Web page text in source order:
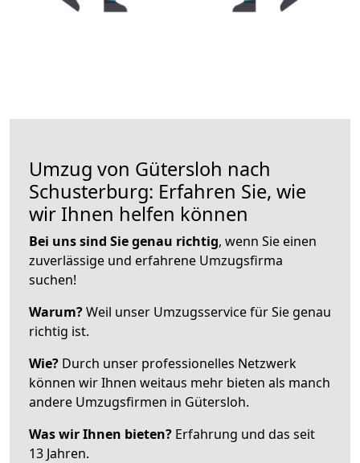
Umzug von Gütersloh nach
Schusterburg: Erfahren Sie, wie
wir Ihnen helfen können
Bei uns sind Sie genau richtig, wenn Sie einen
zuverlässige und erfahrene Umzugsfirma
suchen!
Warum?Weil unser Umzugsservice für Sie genau
richtig ist.
Wie? Durch unser professionelles Netzwerk
können wir Ihnen weitaus mehr bieten als manch
andere Umzugsfirmen in Gütersloh.
Was wir Ihnen bieten? Erfahrung und das seit
13 Jahren.